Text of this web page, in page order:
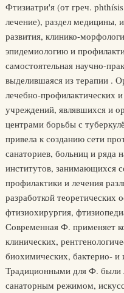
Фтизиатри'я (от греч.
лечение), раздел
развития, клинико-
эпидемиологию и
самостоятельная научно-
выделившаяся из терапии .
лечебно-профилактических
учреждений, являвшихся и
центрами борьбы с
привела к созданию сети
санаториев, больниц и ряда
институтов, занимающихся
профилактики и лечения
разработкой
фтизиохирургия,
Современная Ф. применяет
клинических,
биохимических, бактерио-
Традиционными для Ф. были
санаторным режимом,